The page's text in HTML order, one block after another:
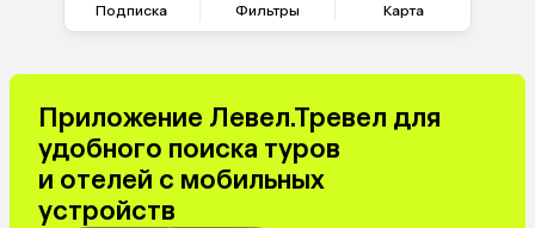
Подписка Фильтры Карта
Приложение Левел.Тревел для
удобного поиска туров
и отелей с мобильных
устройств